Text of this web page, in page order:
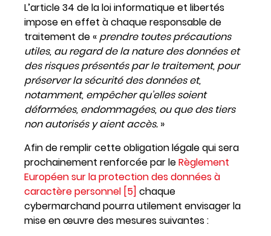
L’article 34 de la loi informatique et libertés
impose en effet à chaque responsable de
traitement de « prendre toutes précautions
utiles, au regard de la nature des données et
des risques présentés par le traitement, pour
préserver la sécurité des données et,
notamment, empêcher qu’elles soient
déformées, endommagées, ou que des tiers
non autorisés y aient accès. »
Afin de remplir cette obligation légale qui sera
prochainement renforcée par leRèglement
Européen sur la protection des données à
caractère personnel [5] chaque
cybermarchand pourra utilement envisager la
mise en œuvre des mesures suivantes :